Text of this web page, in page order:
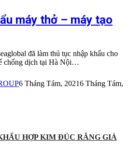
máy thở – máy tạo
đã làm thủ tục nhập khẩu cho
chống dịch tại Hà Nội…
6 Tháng Tám, 20216 Tháng Tám,
HỢP KIM ĐÚC RĂNG GIẢ